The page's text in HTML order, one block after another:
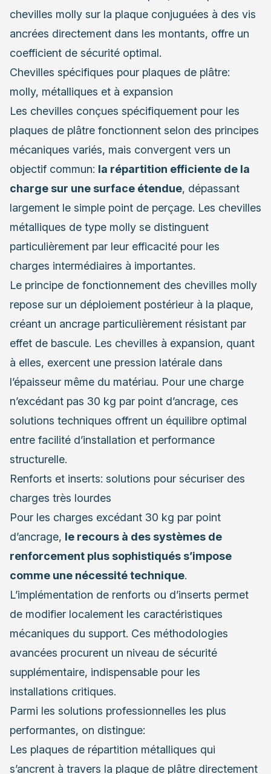
chevilles molly sur la plaque conjuguées à des vis
ancrées directement dans les montants, offre un
coefficient de sécurité optimal.
Chevilles spécifiques pour plaques de plâtre:
molly, métalliques et à expansion
Les chevilles conçues spécifiquement pour les
plaques de plâtre fonctionnent selon des principes
mécaniques variés, mais convergent vers un
objectif commun: la répartition efficiente de la
charge sur une surface étendue, dépassant
largement le simple point de perçage. Les chevilles
métalliques de type molly se distinguent
particulièrement par leur efficacité pour les
charges intermédiaires à importantes.
Le principe de fonctionnement des chevilles molly
repose sur un déploiement postérieur à la plaque,
créant un ancrage particulièrement résistant par
effet de bascule. Les chevilles à expansion, quant
à elles, exercent une pression latérale dans
l’épaisseur même du matériau. Pour une charge
n’excédant pas 30 kg par point d’ancrage, ces
solutions techniques offrent un équilibre optimal
entre facilité d’installation et performance
structurelle.
Renforts et inserts: solutions pour sécuriser des
charges très lourdes
Pour les charges excédant 30 kg par point
d’ancrage, le recours à des systèmes de
renforcement plus sophistiqués s’impose
comme une nécessité technique.
L’implémentation de renforts ou d’inserts permet
de modifier localement les caractéristiques
mécaniques du support. Ces méthodologies
avancées procurent un niveau de sécurité
supplémentaire, indispensable pour les
installations critiques.
Parmi les solutions professionnelles les plus
performantes, on distingue:
Les plaques de répartition métalliques qui
s’ancrent à travers la plaque de plâtre directement